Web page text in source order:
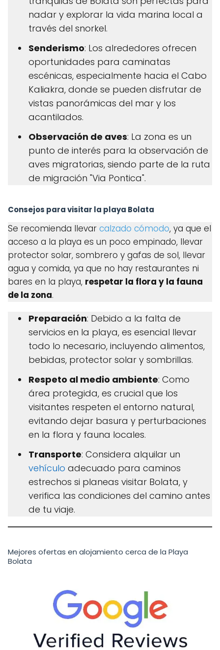
nadar y explorar la vida marina local a
través del snorkel.
Senderismo: Los alrededores ofrecen
oportunidades para caminatas
escénicas, especialmente hacia el Cabo
Kaliakra, donde se pueden disfrutar de
vistas panorámicas del mar y los
acantilados.
Observación de aves: La zona es un
punto de interés para la observación de
aves migratorias, siendo parte de la ruta
de migración "Via Pontica".
Consejos para visitar la playa Bolata
Se recomienda llevar calzado cómodo, ya que el
acceso a la playa es un poco empinado, llevar
protector solar, sombrero y gafas de sol, llevar
agua y comida, ya que no hay restaurantes ni
bares en la playa, respetar la flora y la fauna
de la zona.
Preparación: Debido a la falta de
servicios en la playa, es esencial llevar
todo lo necesario, incluyendo alimentos,
bebidas, protector solar y sombrillas.
Respeto al medio ambiente: Como
área protegida, es crucial que los
visitantes respeten el entorno natural,
evitando dejar basura y perturbaciones
en la flora y fauna locales.
Transporte: Considera alquilar un
vehículo adecuado para caminos
estrechos si planeas visitar Bolata, y
verifica las condiciones del camino antes
de tu viaje.
Mejores ofertas en alojamiento cerca de la Playa
Bolata